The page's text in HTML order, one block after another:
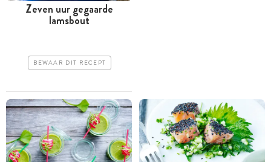
Zeven uur gegaarde
lamsbout
BEWAAR DIT RECEPT